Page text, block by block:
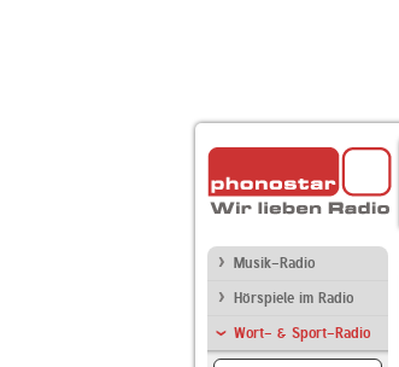
Musik-Radio
Hörspiele im Radio
Wort- & Sport-Radio